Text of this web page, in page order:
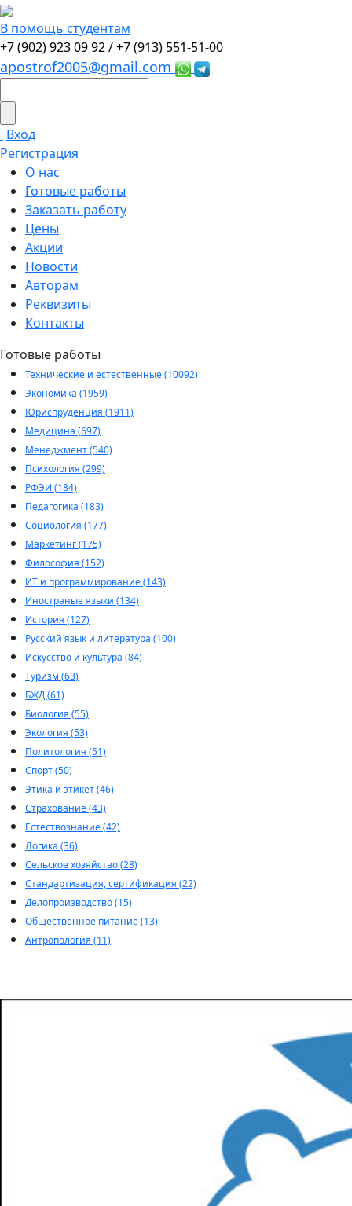
В помощь студентам
+7 (902) 923 09 92 /+7 (913) 551-51-00
apostrof2005@gmail.com
Вход
Регистрация
О нас
Готовые работы
Заказать работу
Цены
Акции
Новости
Авторам
Реквизиты
Контакты
Готовые работы
Технические и естественные (10092)
Экономика (1959)
Юриспруденция (1911)
Медицина (697)
Менеджмент (540)
Психология (299)
РФЭИ (184)
Педагогика (183)
Социология (177)
Маркетинг (175)
Философия (152)
ИТ и программирование (143)
Иностраные языки (134)
История (127)
Русский язык и литература (100)
Искусство и культура (84)
Туризм (63)
БЖД (61)
Биология (55)
Экология (53)
Политология (51)
Спорт (50)
Этика и этикет (46)
Страхование (43)
Естествознание (42)
Логика (36)
Сельское хозяйство (28)
Стандартизация, сертификация (22)
Делопроизводство (15)
Общественное питание (13)
Антропология (11)